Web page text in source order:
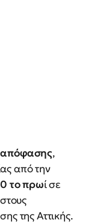
απόφασης,
από την
το πρωί σε
της Αττικής.